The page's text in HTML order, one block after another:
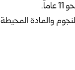
والمادة المحيطة